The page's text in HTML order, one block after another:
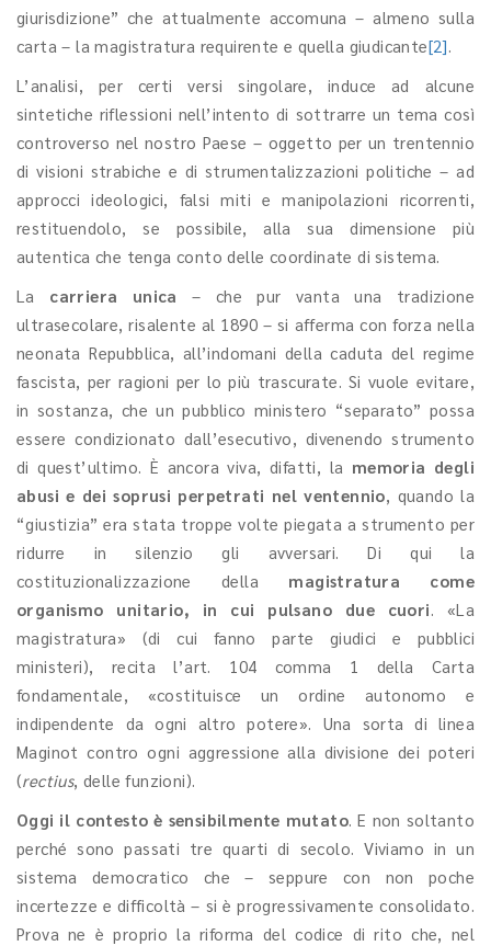
giurisdizione” che attualmente accomuna – almeno sulla
carta – la magistratura requirente e quella giudicante[2].
L’analisi, per certi versi singolare, induce ad alcune
sintetiche riflessioni nell’intento di sottrarre un tema così
controverso nel nostro Paese – oggetto per un trentennio
di visioni strabiche e di strumentalizzazioni politiche – ad
approcci ideologici, falsi miti e manipolazioni ricorrenti,
restituendolo, se possibile, alla sua dimensione più
autentica che tenga conto delle coordinate di sistema.
La carriera unica – che pur vanta una tradizione
ultrasecolare, risalente al 1890 – si afferma con forza nella
neonata Repubblica, all’indomani della caduta del regime
fascista, per ragioni per lo più trascurate. Si vuole evitare,
in sostanza, che un pubblico ministero “separato” possa
essere condizionato dall’esecutivo, divenendo strumento
di quest’ultimo. È ancora viva, difatti, la memoria degli
abusi e dei soprusi perpetrati nel ventennio, quando la
“giustizia” era stata troppe volte piegata a strumento per
ridurre in silenzio gli avversari. Di qui la
costituzionalizzazione della magistratura come
organismo unitario, in cui pulsano due cuori. «La
magistratura» (di cui fanno parte giudici e pubblici
ministeri), recita l’art. 104 comma 1 della Carta
fondamentale, «costituisce un ordine autonomo e
indipendente da ogni altro potere». Una sorta di linea
Maginot contro ogni aggressione alla divisione dei poteri
(rectius, delle funzioni).
Oggi il contesto è sensibilmente mutato. E non soltanto
perché sono passati tre quarti di secolo. Viviamo in un
sistema democratico che – seppure con non poche
incertezze e difficoltà – si è progressivamente consolidato.
Prova ne è proprio la riforma del codice di rito che, nel